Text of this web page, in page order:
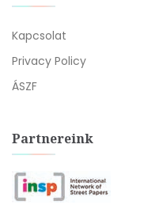
Kapcsolat
Privacy Policy
ÁSZF
Partnereink